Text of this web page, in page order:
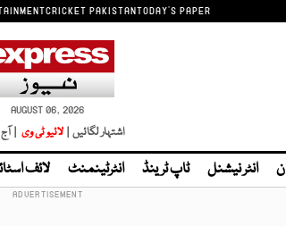
CRICKET PAKISTANTODAY'S PAPER
AUGUST 06, 2026
اشتہار لگائیں | لائیو ٹی وی | آج
انٹر نیشنل ٹاپ ٹرینڈ انٹرٹینمنٹ لائف